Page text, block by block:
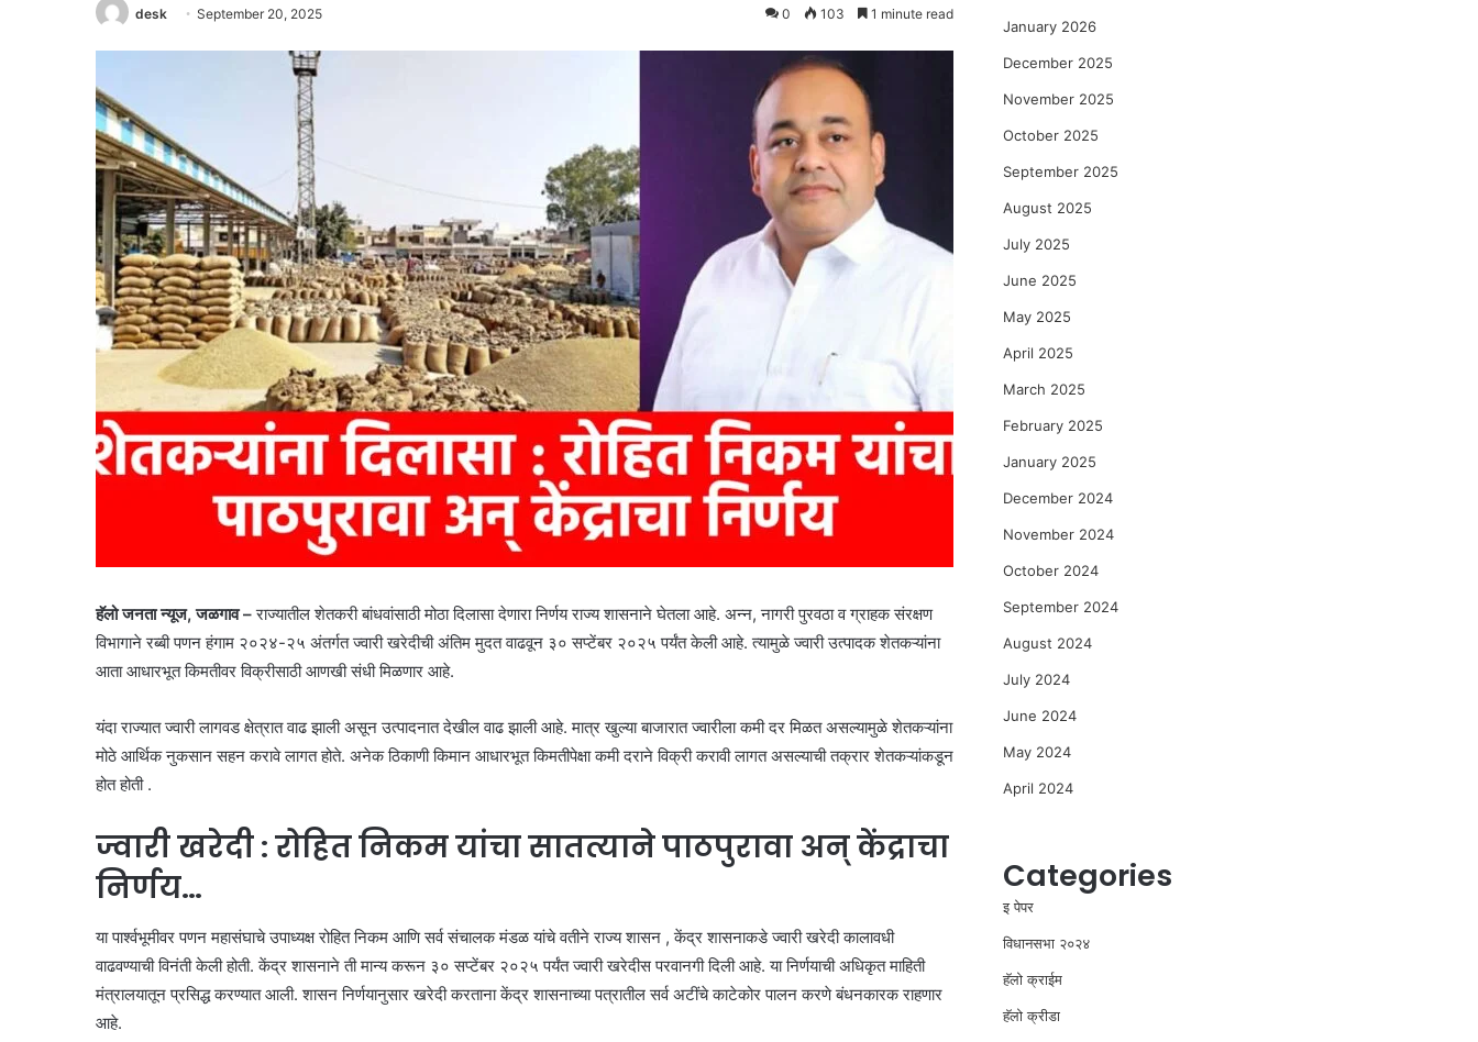
desk September 20, 2025 0 103 1 minute read
हॅलो जनता न्यूज, जळगाव –राज्यातील शेतकरी बांधवांसाठी मोठा दिलासा देणारा निर्णय राज्य शासनाने घेतला आहे. अन्न, नागरी पुरवठा व ग्राहक संरक्षण
विभागाने रब्बी पणन हंगाम २०२४-२५ अंतर्गत ज्वारी खरेदीची अंतिम मुदत वाढवून ३० सप्टेंबर २०२५ पर्यंत केली आहे. त्यामुळे ज्वारी उत्पादक शेतकऱ्यांना
आता आधारभूत किमतीवर विक्रीसाठी आणखी संधी मिळणार आहे.
यंदा राज्यात ज्वारी लागवड क्षेत्रात वाढ झाली असून उत्पादनात देखील वाढ झाली आहे. मात्र खुल्या बाजारात ज्वारीला कमी दर मिळत असल्यामुळे शेतकऱ्यांना
मोठे आर्थिक नुकसान सहन करावे लागत होते. अनेक ठिकाणी किमान आधारभूत किमतीपेक्षा कमी दराने विक्री करावी लागत असल्याची तक्रार शेतकऱ्यांकडून
होत होती .
ज्वारी खरेदी : रोहित निकम यांचा सातत्याने पाठपुरावा अन् केंद्राचा
निर्णय…
या पार्श्वभूमीवर पणन महासंघाचे उपाध्यक्ष रोहित निकम आणि सर्व संचालक मंडळ यांचे वतीने राज्य शासन , केंद्र शासनाकडे ज्वारी खरेदी कालावधी
वाढवण्याची विनंती केली होती. केंद्र शासनाने ती मान्य करून ३० सप्टेंबर २०२५ पर्यंत ज्वारी खरेदीस परवानगी दिली आहे. या निर्णयाची अधिकृत माहिती
मंत्रालयातून प्रसिद्ध करण्यात आली. शासन निर्णयानुसार खरेदी करताना केंद्र शासनाच्या पत्रातील सर्व अटींचे काटेकोर पालन करणे बंधनकारक राहणार
आहे.
January 2026
December 2025
November 2025
October 2025
September 2025
August 2025
July 2025
June 2025
May 2025
April 2025
March 2025
February 2025
January 2025
December 2024
November 2024
October 2024
September 2024
August 2024
July 2024
June 2024
May 2024
April 2024
Categories
इ पेपर
विधानसभा २०२४
⁠हॅलो क्राईम
हॅलो क्रीडा